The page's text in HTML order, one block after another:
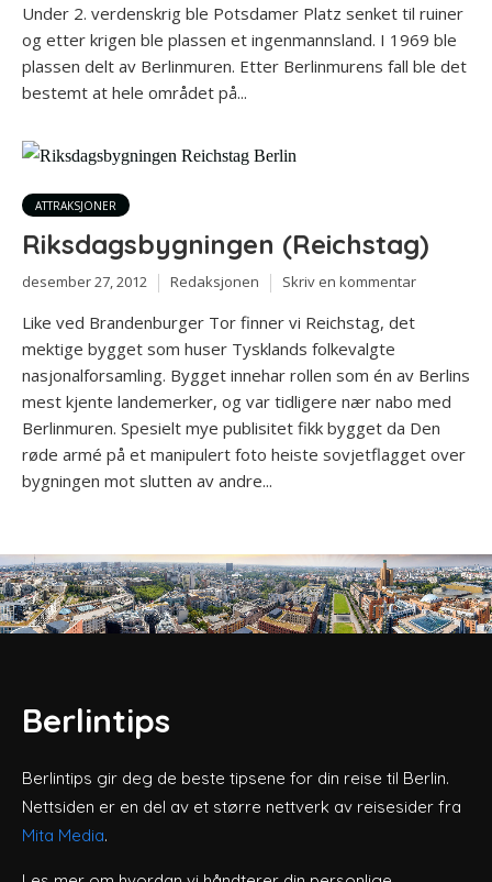
Under 2. verdenskrig ble Potsdamer Platz senket til ruiner
og etter krigen ble plassen et ingenmannsland. I 1969 ble
plassen delt av Berlinmuren. Etter Berlinmurens fall ble det
bestemt at hele området på...
ATTRAKSJONER
Riksdagsbygningen (Reichstag)
desember 27, 2012 Redaksjonen Skriv en kommentar
Like ved Brandenburger Tor finner vi Reichstag, det
mektige bygget som huser Tysklands folkevalgte
nasjonalforsamling. Bygget innehar rollen som én av Berlins
mest kjente landemerker, og var tidligere nær nabo med
Berlinmuren. Spesielt mye publisitet fikk bygget da Den
røde armé på et manipulert foto heiste sovjetflagget over
bygningen mot slutten av andre...
Berlintips
Berlintips gir deg de beste tipsene for din reise til Berlin.
Nettsiden er en del av et større nettverk av reisesider fra
Mita Media.